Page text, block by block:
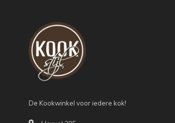
De Kookwinkel voor iedere kok!